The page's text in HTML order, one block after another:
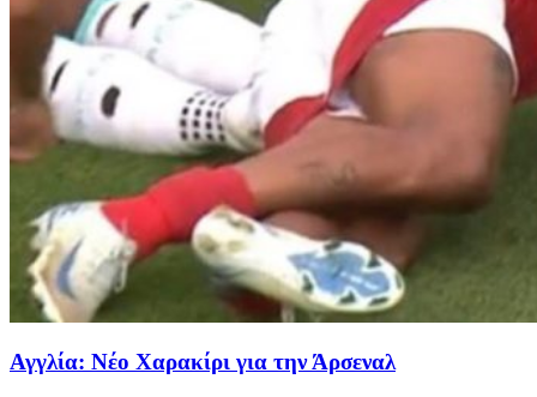
Αγγλία: Νέο Χαρακίρι για την Άρσεναλ